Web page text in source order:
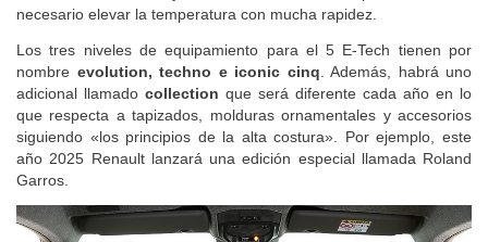
necesario elevar la temperatura con mucha rapidez.
Los tres niveles de equipamiento para el 5 E-Tech tienen por
nombre evolution, techno e iconic cinq. Además, habrá uno
adicional llamado collection que será diferente cada año en lo
que respecta a tapizados, molduras ornamentales y accesorios
siguiendo «los principios de la alta costura». Por ejemplo, este
año 2025 Renault lanzará una edición especial llamada Roland
Garros.